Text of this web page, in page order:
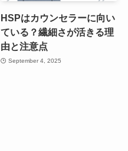
HSPはカウンセラーに向い
ている？繊細さが活きる理
由と注意点
September 4, 2025